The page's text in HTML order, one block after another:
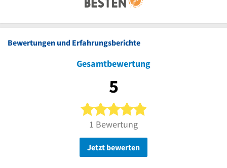
Bewertungen und Erfahrungsberichte
Gesamtbewertung
5
5 von 5 Sternen
1 Bewertung
Jetzt bewerten